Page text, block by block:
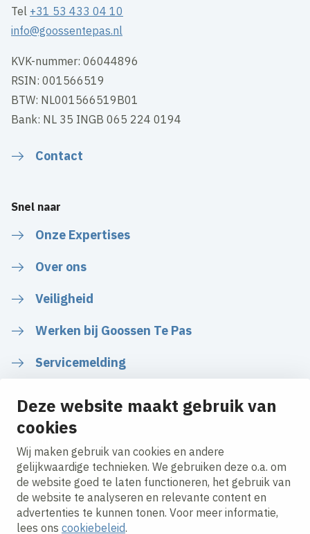
Deze website maakt gebruik van
cookies
Wij maken gebruik van cookies en andere
gelijkwaardige technieken. We gebruiken deze o.a. om
de website goed te laten functioneren, het gebruik van
de website te analyseren en relevante content en
advertenties te kunnen tonen. Voor meer informatie,
lees ons cookiebeleid.
Tel +31 53 433 04 10
info@goossentepas.nl
KVK-nummer: 06044896
RSIN: 001566519
BTW: NL001566519B01
Bank: NL 35 INGB 065 224 0194
Contact
Snel naar
Onze Expertises
Over ons
Veiligheid
Werken bij Goossen Te Pas
Servicemelding
LinkedInInstagramFacebook